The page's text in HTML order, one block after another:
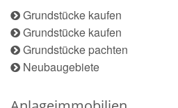
Grundstücke kaufen
Grundstücke kaufen
Grundstücke pachten
Neubaugebiete